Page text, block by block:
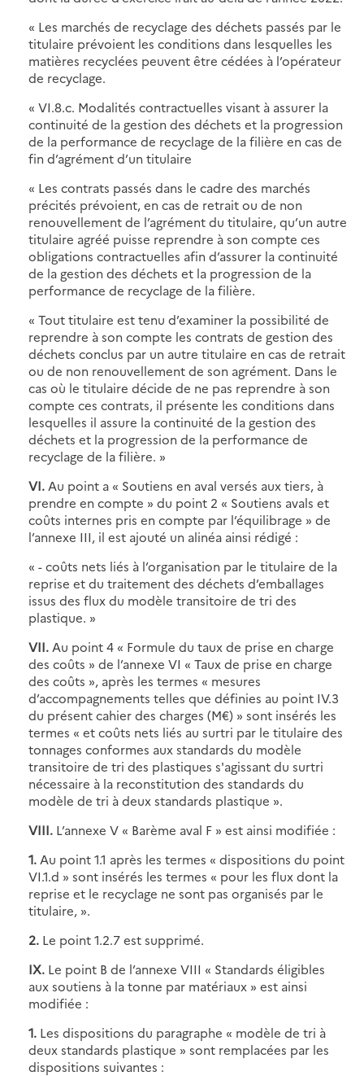
« Les marchés de recyclage des déchets passés par le
titulaire prévoient les conditions dans lesquelles les
matières recyclées peuvent être cédées à l’opérateur
de recyclage.
« VI.8.c. Modalités contractuelles visant à assurer la
continuité de la gestion des déchets et la progression
de la performance de recyclage de la filière en cas de
fin d’agrément d’un titulaire
« Les contrats passés dans le cadre des marchés
précités prévoient, en cas de retrait ou de non
renouvellement de l’agrément du titulaire, qu’un autre
titulaire agréé puisse reprendre à son compte ces
obligations contractuelles afin d’assurer la continuité
de la gestion des déchets et la progression de la
performance de recyclage de la filière.
« Tout titulaire est tenu d’examiner la possibilité de
reprendre à son compte les contrats de gestion des
déchets conclus par un autre titulaire en cas de retrait
ou de non renouvellement de son agrément. Dans le
cas où le titulaire décide de ne pas reprendre à son
compte ces contrats, il présente les conditions dans
lesquelles il assure la continuité de la gestion des
déchets et la progression de la performance de
recyclage de la filière. »
VI. Au point a « Soutiens en aval versés aux tiers, à
prendre en compte » du point 2 « Soutiens avals et
coûts internes pris en compte par l’équilibrage » de
l’annexe III, il est ajouté un alinéa ainsi rédigé :
« - coûts nets liés à l’organisation par le titulaire de la
reprise et du traitement des déchets d’emballages
issus des flux du modèle transitoire de tri des
plastique. »
VII. Au point 4 « Formule du taux de prise en charge
des coûts » de l’annexe VI « Taux de prise en charge
des coûts », après les termes « mesures
d’accompagnements telles que définies au point IV.3
du présent cahier des charges (M€) » sont insérés les
termes « et coûts nets liés au surtri par le titulaire des
tonnages conformes aux standards du modèle
transitoire de tri des plastiques s'agissant du surtri
nécessaire à la reconstitution des standards du
modèle de tri à deux standards plastique ».
VIII. L’annexe V « Barème aval F » est ainsi modifiée :
1. Au point 1.1 après les termes « dispositions du point
VI.1.d » sont insérés les termes « pour les flux dont la
reprise et le recyclage ne sont pas organisés par le
titulaire, ».
2. Le point 1.2.7 est supprimé.
IX. Le point B de l’annexe VIII « Standards éligibles
aux soutiens à la tonne par matériaux » est ainsi
modifiée :
1. Les dispositions du paragraphe « modèle de tri à
deux standards plastique » sont remplacées par les
dispositions suivantes :